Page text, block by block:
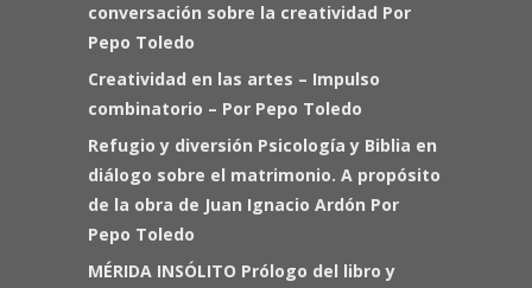
conversación sobre la creatividad Por
Pepo Toledo
Creatividad en las artes – Impulso
combinatorio – Por Pepo Toledo
Refugio y diversión Psicología y Biblia en
diálogo sobre el matrimonio. A propósito
de la obra de Juan Ignacio Ardón Por
Pepo Toledo
MÉRIDA INSÓLITO Prólogo del libro y